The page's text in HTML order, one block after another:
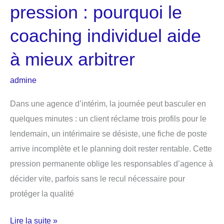
pression : pourquoi le
coaching individuel aide
à mieux arbitrer
admine
Dans une agence d’intérim, la journée peut basculer en
quelques minutes : un client réclame trois profils pour le
lendemain, un intérimaire se désiste, une fiche de poste
arrive incomplète et le planning doit rester rentable. Cette
pression permanente oblige les responsables d’agence à
décider vite, parfois sans le recul nécessaire pour
protéger la qualité
Agence
Lire la suite »